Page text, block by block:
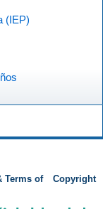
(IEP)
Terms of
Copyright